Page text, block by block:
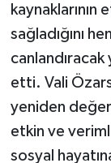
kaynaklarının
sağladığını
etti. Vali
yeniden
etkin ve
sosyal
Kadın
KÜLTÜR
MAGAZİN
Otomobil